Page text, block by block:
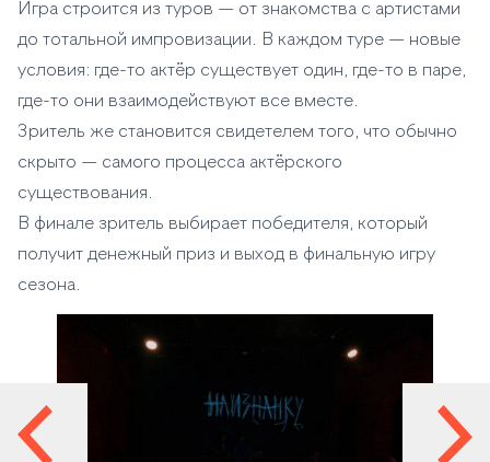
Игра строится из туров — от знакомства с артистами
до тотальной импровизации. В каждом туре — новые
условия: где-то актёр существует один, где-то в паре,
где-то они взаимодействуют все вместе.
Зритель же становится свидетелем того, что обычно
скрыто — самого процесса актёрского
существования.
В финале зритель выбирает победителя, который
получит денежный приз и выход в финальную игру
сезона.